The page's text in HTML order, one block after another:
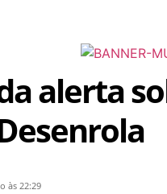
alerta
às 22:29